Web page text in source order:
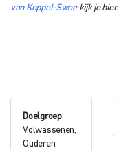
van Koppel-Swoekijk je hier.
Doelgroep:
Volwassenen,
Ouderen